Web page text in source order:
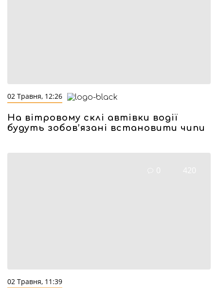
02 Травня, 12:26
На вітровому склі автівки водії
будуть зобов’язані встановити чипи
0 420
02 Травня, 11:39